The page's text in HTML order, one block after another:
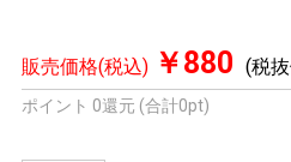
販売価格(税込) ￥880 (税
ポイント 0還元 (合計0pt)